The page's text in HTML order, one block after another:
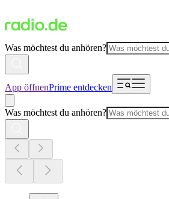
Was möchtest du anhören?
App öffnenPrime entdecken
Was möchtest du anhören?